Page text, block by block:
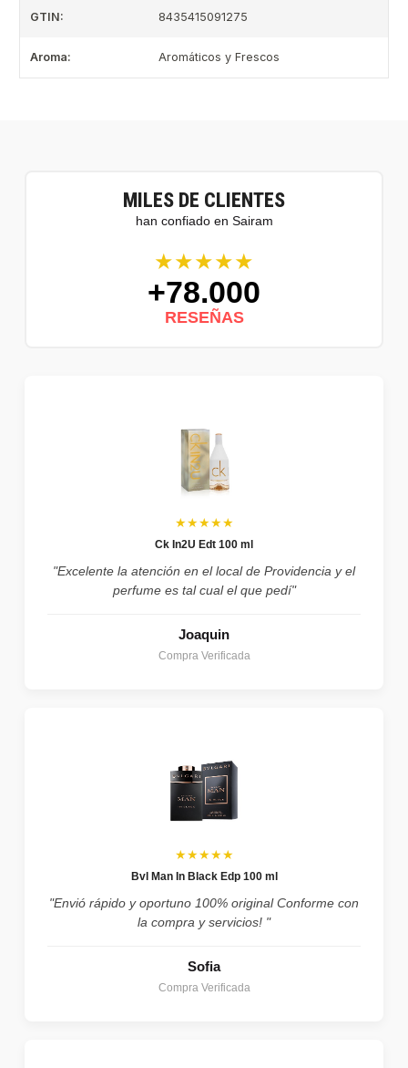
GTIN: 8435415091275
Aroma: Aromáticos y Frescos
MILES DE CLIENTES
han confiado en Sairam
★★★★★
+78.000
RESEÑAS
★★★★★
Ck In2U Edt 100 ml
"Excelente la atención en el local de Providencia y el
perfume es tal cual el que pedí"
Joaquin
Compra Verificada
★★★★★
Bvl Man In Black Edp 100 ml
"Envió rápido y oportuno 100% original Conforme con
la compra y servicios! "
Sofia
Compra Verificada